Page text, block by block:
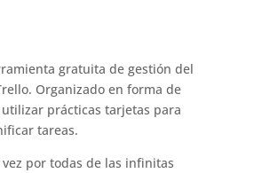
gratuita de gestión del
Organizado en forma de
prácticas tarjetas para
tareas.
por todas de las infinitas